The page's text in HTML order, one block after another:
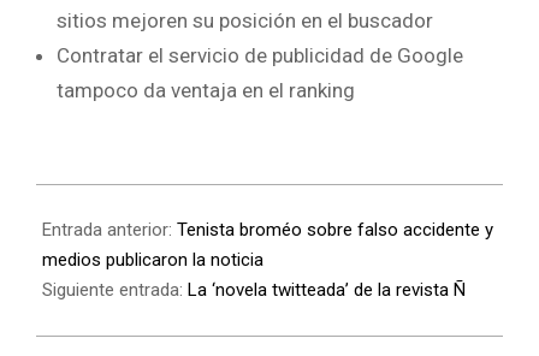
sitios mejoren su posición en el buscador
Contratar el servicio de publicidad de Google
tampoco da ventaja en el ranking
Entrada anterior: Tenista broméo sobre falso accidente y
medios publicaron la noticia
Siguiente entrada: La ‘novela twitteada’ de la revista Ñ